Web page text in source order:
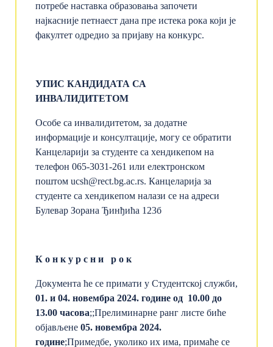
потребе наставка образовања започети
најкасније петнаест дана пре истека рока који је
факултет одредио за пријаву на конкурс.
УПИС КАНДИДАТА СА
ИНВАЛИДИТЕТОМ
Особе са инвалидитетом, за додатне
информације и консултације, могу се обратити
Канцеларији за студенте са хендикепом на
телефон 065-3031-261 или електронском
поштом ucsh@rect.bg.ac.rs. Канцеларија за
студенте са хендикепом налази се на адреси
Булевар Зорана Ђинђића 123б
К о н к у р с н и р о к
Документа ће се примати у Студентској служби,
01. и 04. новембра 2024. године од 10.00 до
13.00 часова;;Прелиминарне ранг листе биће
објављене 05. новембра 2024.
године;Примедбе, уколико их има, примаће се